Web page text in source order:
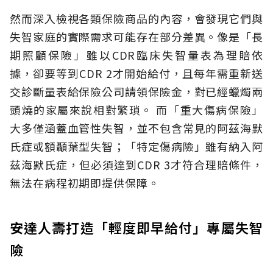
然而深入檢視各類保險商品的內容，會發現它們與
失智家庭的實際需求可能存在部分差異。像是「長
期照顧保險」雖以CDR臨床失智量表為理賠依
據，卻要等到CDR 2才開始給付，且每年需重新送
交診斷量表給保險公司請領保險金，對已經蠟燭兩
頭燒的家屬來說相對繁瑣。 而「重大傷病保險」
大多僅涵蓋血管性失智，並不包含常見的阿茲海默
氏症或額顳葉型失智；「特定傷病險」雖有納入阿
茲海默氏症，但必須達到CDR 3才符合理賠條件，
無法在病程初期即提供保障。
安達人壽打造「輕度即早給付」專屬失智
險